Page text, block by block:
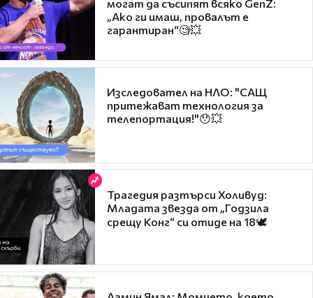
могат да съсипят всяко GenZ:
„Ако ги имаш, провалът е
гарантиран“🧐💥
Изследовател на НЛО: "САЩ
притежават технология за
телепортация!"😯💥
Трагедия разтърси Холивуд:
Младата звезда от „Годзила
срещу Конг“ си отиде на 18🕊️